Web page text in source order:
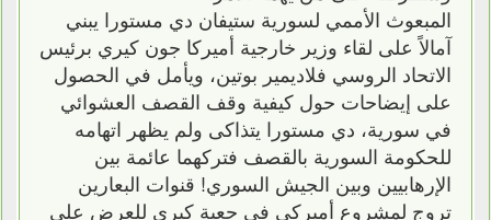
المبعوث الأممي لسورية ستيفان دي مستورا يبني
آمالاً على لقاء وزير خارجية أميركا جون كيري برئيس
الاتحاد الروسي فلاديمير بوتين، ويأمل في الحصول
على إيضاحات حول كيفية وقف القصف العشوائي
في سورية، دي مستورا يتذاكى ولم يظهر اتهامه
للحكومة السورية بالقصف فتركهما عائمة بين
الإرهابيين وبين الجيش السوري! قنوات البعارين
تروج لمشروع أميركي في جعبة كيري للعرض على